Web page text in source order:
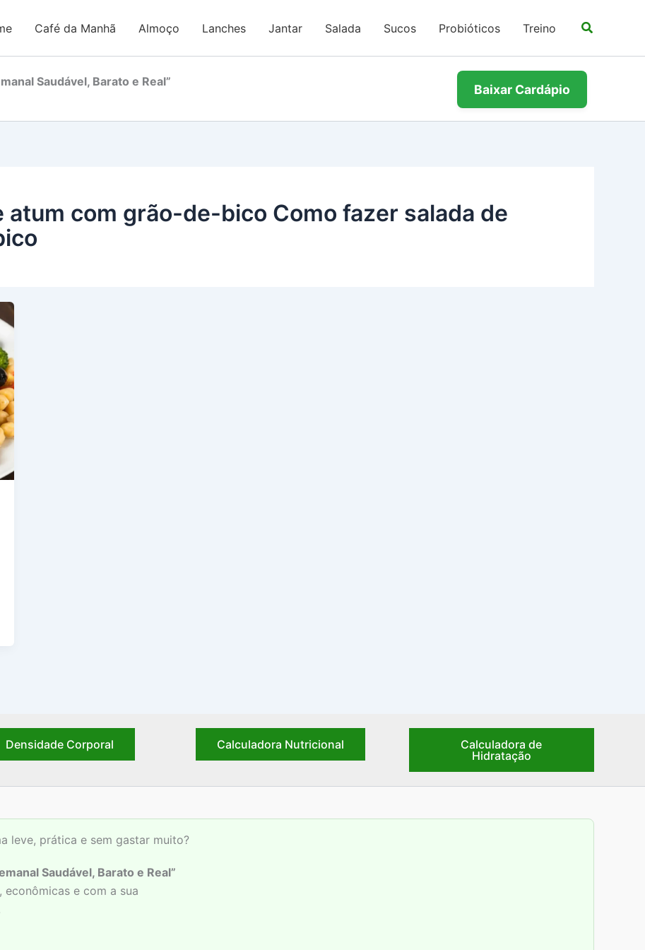
Café da Manhã Almoço Lanches Jantar Salada Sucos Probióticos Treino
Saudável, Barato e Real”
Baixar Cardápio
atum com grão-de-bico Como fazer salada de
Densidade Corporal Calculadora Nutricional
Calculadora de
Hidratação
leve, prática e sem gastar muito?
Saudável, Barato e Real”
e com a sua